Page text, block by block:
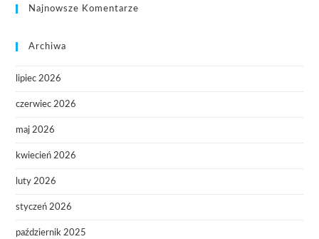
Najnowsze Komentarze
Archiwa
lipiec 2026
czerwiec 2026
maj 2026
kwiecień 2026
luty 2026
styczeń 2026
październik 2025